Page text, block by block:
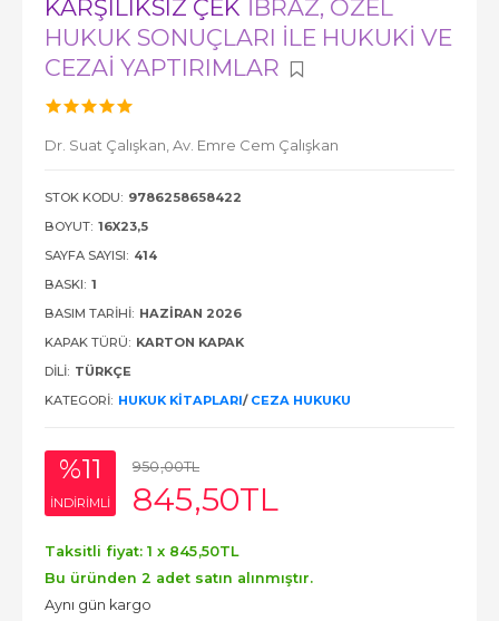
KARŞILIKSIZ ÇEK İBRAZ, ÖZEL
HUKUK SONUÇLARI İLE HUKUKİ VE
CEZAİ YAPTIRIMLAR
Dr. Suat Çalışkan, Av. Emre Cem Çalışkan
STOK KODU: 9786258658422
BOYUT: 16X23,5
SAYFA SAYISI: 414
BASKI: 1
BASIM TARIHI: HAZIRAN 2026
KAPAK TÜRÜ: KARTON KAPAK
DILI: TÜRKÇE
KATEGORI: HUKUK KITAPLARI/ CEZA HUKUKU
%11
INDIRIMLI
950,00TL
845,50TL
Taksitli fiyat: 1 x 845,50TL
Bu üründen 2 adet satın alınmıştır.
Aynı gün kargo